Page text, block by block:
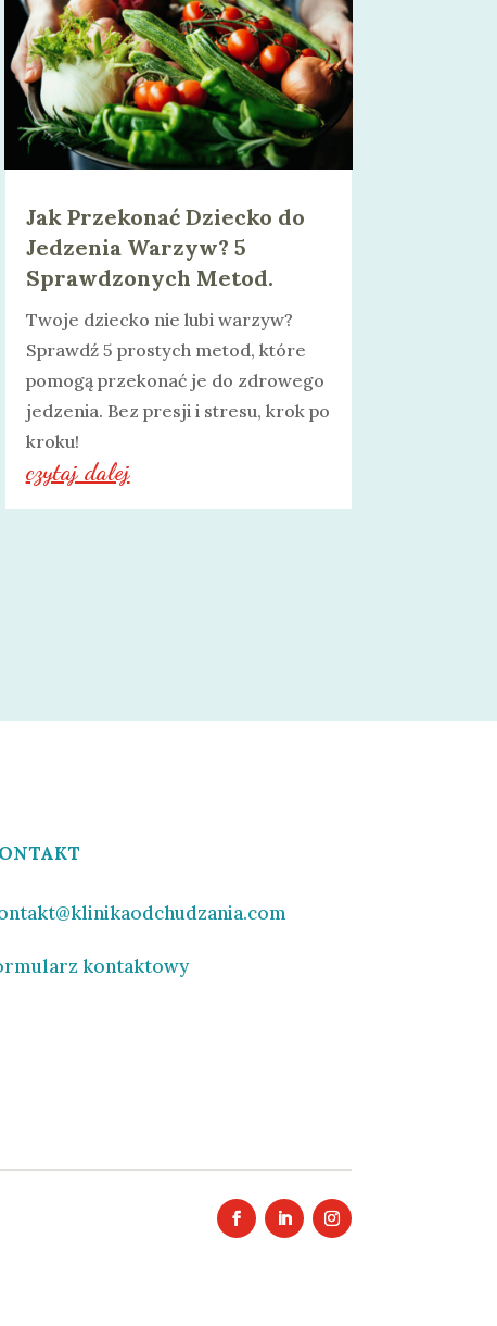
Jak Przekonać Dziecko do
Jedzenia Warzyw? 5
Sprawdzonych Metod.
Twoje dziecko nie lubi warzyw?
Sprawdź 5 prostych metod, które
pomogą przekonać je do zdrowego
jedzenia. Bez presji i stresu, krok po
kroku!
czytaj dalej
kontaktowy